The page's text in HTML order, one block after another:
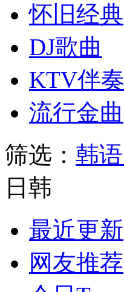
怀旧经典
DJ歌曲
KTV伴奏
流行金曲
筛选： 韩语
日韩
最近更新
网友推荐